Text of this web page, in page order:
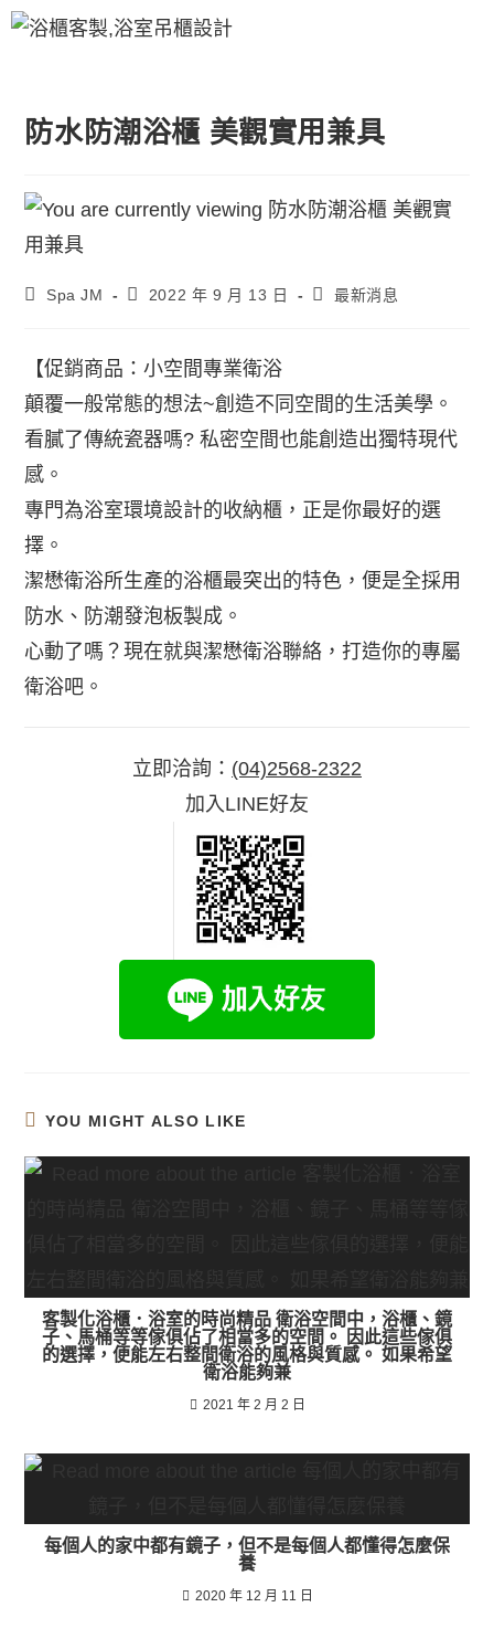
防水防潮浴櫃 美觀實用兼具
Spa JM 2022 年 9 月 13 日 最新消息
【促銷商品：小空間專業衛浴
顛覆一般常態的想法~創造不同空間的生活美學。
看膩了傳統瓷器嗎? 私密空間也能創造出獨特現代
感。
專門為浴室環境設計的收納櫃，正是你最好的選
擇。
潔懋衛浴所生產的浴櫃最突出的特色，便是全採用
防水、防潮發泡板製成。
心動了嗎？現在就與潔懋衛浴聯絡，打造你的專屬
衛浴吧。
立即洽詢： (04)2568-2322
加入LINE好友
YOU MIGHT ALSO LIKE
客製化浴櫃．浴室的時尚精品 衛浴空間中，浴櫃、鏡
子、馬桶等等傢俱佔了相當多的空間。 因此這些傢俱
的選擇，便能左右整間衛浴的風格與質感。 如果希望
衛浴能夠兼
2021 年 2 月 2 日
每個人的家中都有鏡子，但不是每個人都懂得怎麼保
養
2020 年 12 月 11 日